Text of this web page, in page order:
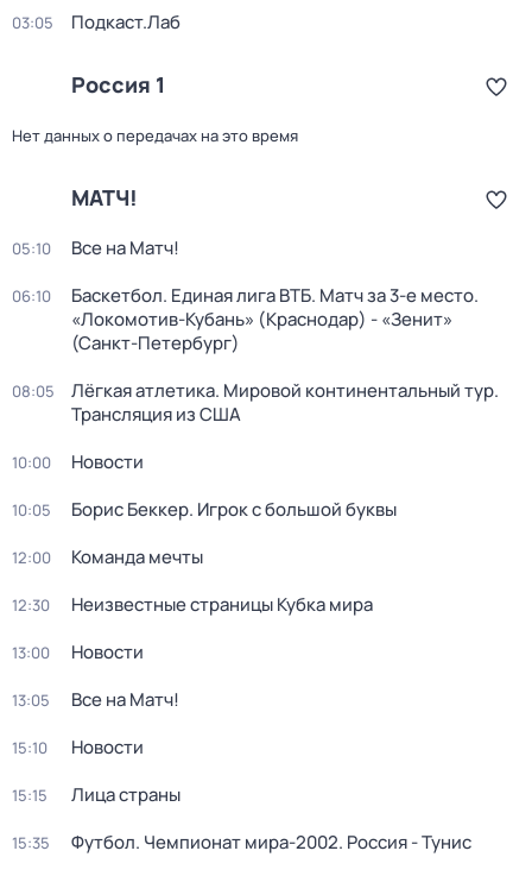
03:05 Подкаст.Лаб
Россия 1
Нет данных о передачах на это время
МАТЧ!
05:10 Все на Матч!
06:10
Баскетбол. Единая лига ВТБ. Матч за 3-е место.
«Локомотив-Кубань» (Краснодар) - «Зенит»
(Санкт-Петербург)
08:05
Лёгкая атлетика. Мировой континентальный тур.
Трансляция из США
10:00 Новости
10:05 Борис Беккер. Игрок с большой буквы
12:00 Команда мечты
12:30 Неизвестные страницы Кубка мира
13:00 Новости
13:05 Все на Матч!
15:10 Новости
15:15 Лица страны
15:35 Футбол. Чемпионат мира-2002. Россия - Тунис